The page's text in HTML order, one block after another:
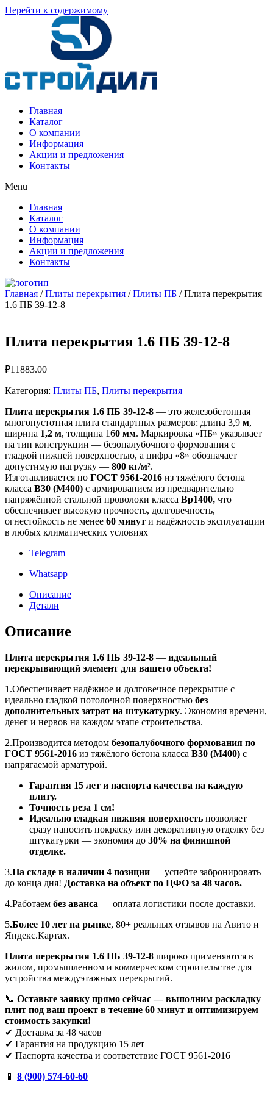
Перейти к содержимому
Главная
Каталог
О компании
Информация
Акции и предложения
Контакты
Menu
Главная
Каталог
О компании
Информация
Акции и предложения
Контакты
Главная /Плиты перекрытия /Плиты ПБ / Плита перекрытия
1.6 ПБ 39-12-8
Плита перекрытия 1.6 ПБ 39-12-8
₽11883.00
Категория: Плиты ПБ, Плиты перекрытия
Плита перекрытия 1.6 ПБ 39-12-8 — это железобетонная
многопустотная плита стандартных размеров: длина 3,9 м,
ширина 1,2 м, толщина 160 мм. Маркировка «ПБ» указывает
на тип конструкции — безопалубочного формования с
гладкой нижней поверхностью, а цифра «8» обозначает
допустимую нагрузку — 800 кг/м².
Изготавливается по ГОСТ 9561-2016 из тяжёлого бетона
класса B30 (М400) с армированием из предварительно
напряжённой стальной проволоки класса Вр1400, что
обеспечивает высокую прочность, долговечность,
огнестойкость не менее 60 минут и надёжность эксплуатации
в любых климатических условиях
Telegram
Whatsapp
Описание
Детали
Описание
Плита перекрытия 1.6 ПБ 39-12-8 — идеальный
перекрывающий элемент для вашего объекта!
1.Обеспечивает надёжное и долговечное перекрытие с
идеально гладкой потолочной поверхностью без
дополнительных затрат на штукатурку. Экономия времени,
денег и нервов на каждом этапе строительства.
2.Производится методом безопалубочного формования по
ГОСТ 9561-2016 из тяжёлого бетона класса B30 (М400) с
напрягаемой арматурой.
Гарантия 15 лет и паспорта качества на каждую
плиту.
Точность реза 1 см!
Идеально гладкая нижняя поверхность позволяет
сразу наносить покраску или декоративную отделку без
штукатурки — экономия до 30% на финишной
отделке.
3.На складе в наличии 4 позиции — успейте забронировать
до конца дня! Доставка на объект по ЦФО за 48 часов.
4.Работаем без аванса — оплата логистики после доставки.
5.Более 10 лет на рынке, 80+ реальных отзывов на Авито и
Яндекс.Картах.
Плита перекрытия 1.6 ПБ 39-12-8 широко применяются в
жилом, промышленном и коммерческом строительстве для
устройства междуэтажных перекрытий.
📞 Оставьте заявку прямо сейчас — выполним раскладку
плит под ваш проект в течение 60 минут и оптимизируем
стоимость закупки!
✔ Доставка за 48 часов
✔ Гарантия на продукцию 15 лет
✔ Паспорта качества и соответствие ГОСТ 9561-2016
📱 8 (900) 574-60-60